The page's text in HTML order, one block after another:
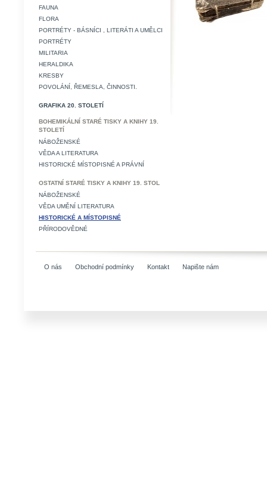
FAUNA
FLORA
PORTRÉTY - BÁSNÍCI , LITERÁTI A UMĚLCI
PORTRÉTY
MILITARIA
HERALDIKA
KRESBY
POVOLÁNÍ, ŘEMESLA, ČINNOSTI.
GRAFIKA 20. STOLETÍ
BOHEMIKÁLNÍ STARÉ TISKY A KNIHY 19.
STOLETÍ
NÁBOŽENSKÉ
VĚDA A LITERATURA
HISTORICKÉ MÍSTOPISNÉ A PRÁVNÍ
OSTATNÍ STARÉ TISKY A KNIHY 19. STOL
NÁBOŽENSKÉ
VĚDA UMĚNÍ LITERATURA
HISTORICKÉ A MÍSTOPISNÉ
PŘÍRODOVĚDNÉ
O nás Obchodní podmínky Kontakt Napište nám